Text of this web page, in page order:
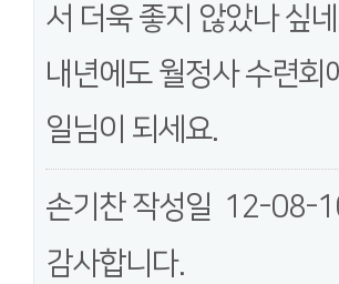
서 더욱 좋지 않았나 싶
내년에도 월정사 수련회
일님이 되세요.
손기찬작성일 12-08-
감사합니다.